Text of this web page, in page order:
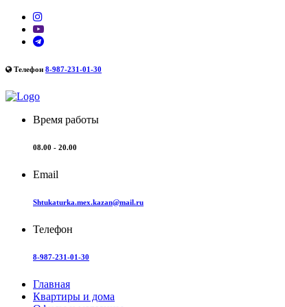
Телефон 8-987-231-01-30
Время работы
08.00 - 20.00
Email
Shtukaturka.mex.kazan@mail.ru
Телефон
8-987-231-01-30
Главная
Квартиры и дома